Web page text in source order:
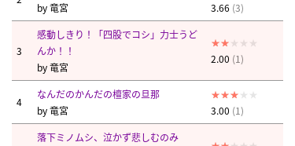
by竜宮 3.66 (3)
3
感動しきり！「四股でコシ」力士うど
んか！！
by竜宮
2.00 (1)
4
なんだのかんだの檀家の旦那
by竜宮 3.00 (1)
落下ミノムシ、泣かず悲しむのみ